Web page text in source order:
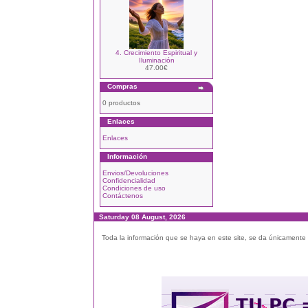
4. Crecimiento Espiritual y
Iluminación
47.00€
Compras
0 productos
Enlaces
Enlaces
Información
Envios/Devoluciones
Confidencialidad
Condiciones de uso
Contáctenos
Saturday 08 August, 2026
Toda la información que se haya en este site, se da